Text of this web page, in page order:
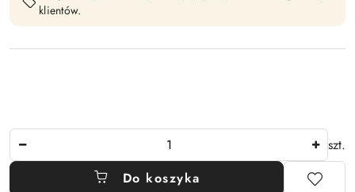
klientów.
szt.
Do koszyka